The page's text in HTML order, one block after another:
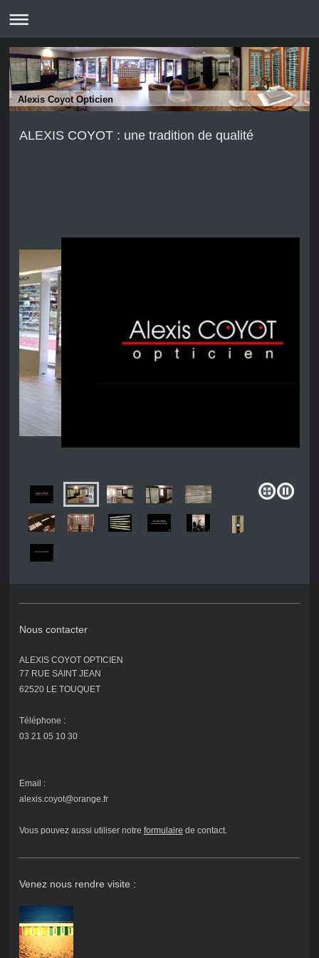
Alexis Coyot Opticien
ALEXIS COYOT : une tradition de qualité
Nous contacter
ALEXIS COYOT OPTICIEN
77 RUE SAINT JEAN
62520 LE TOUQUET
Téléphone :
03 21 05 10 30
Email :
alexis.coyot@orange.fr
Vous pouvez aussi utiliser notre formulaire de contact.
Venez nous rendre visite :